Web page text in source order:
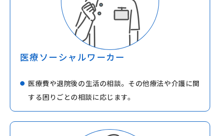
医療ソーシャルワーカー
医療費や退院後の生活の相談。その他療法や介護に関
する困りごとの相談に応じます。